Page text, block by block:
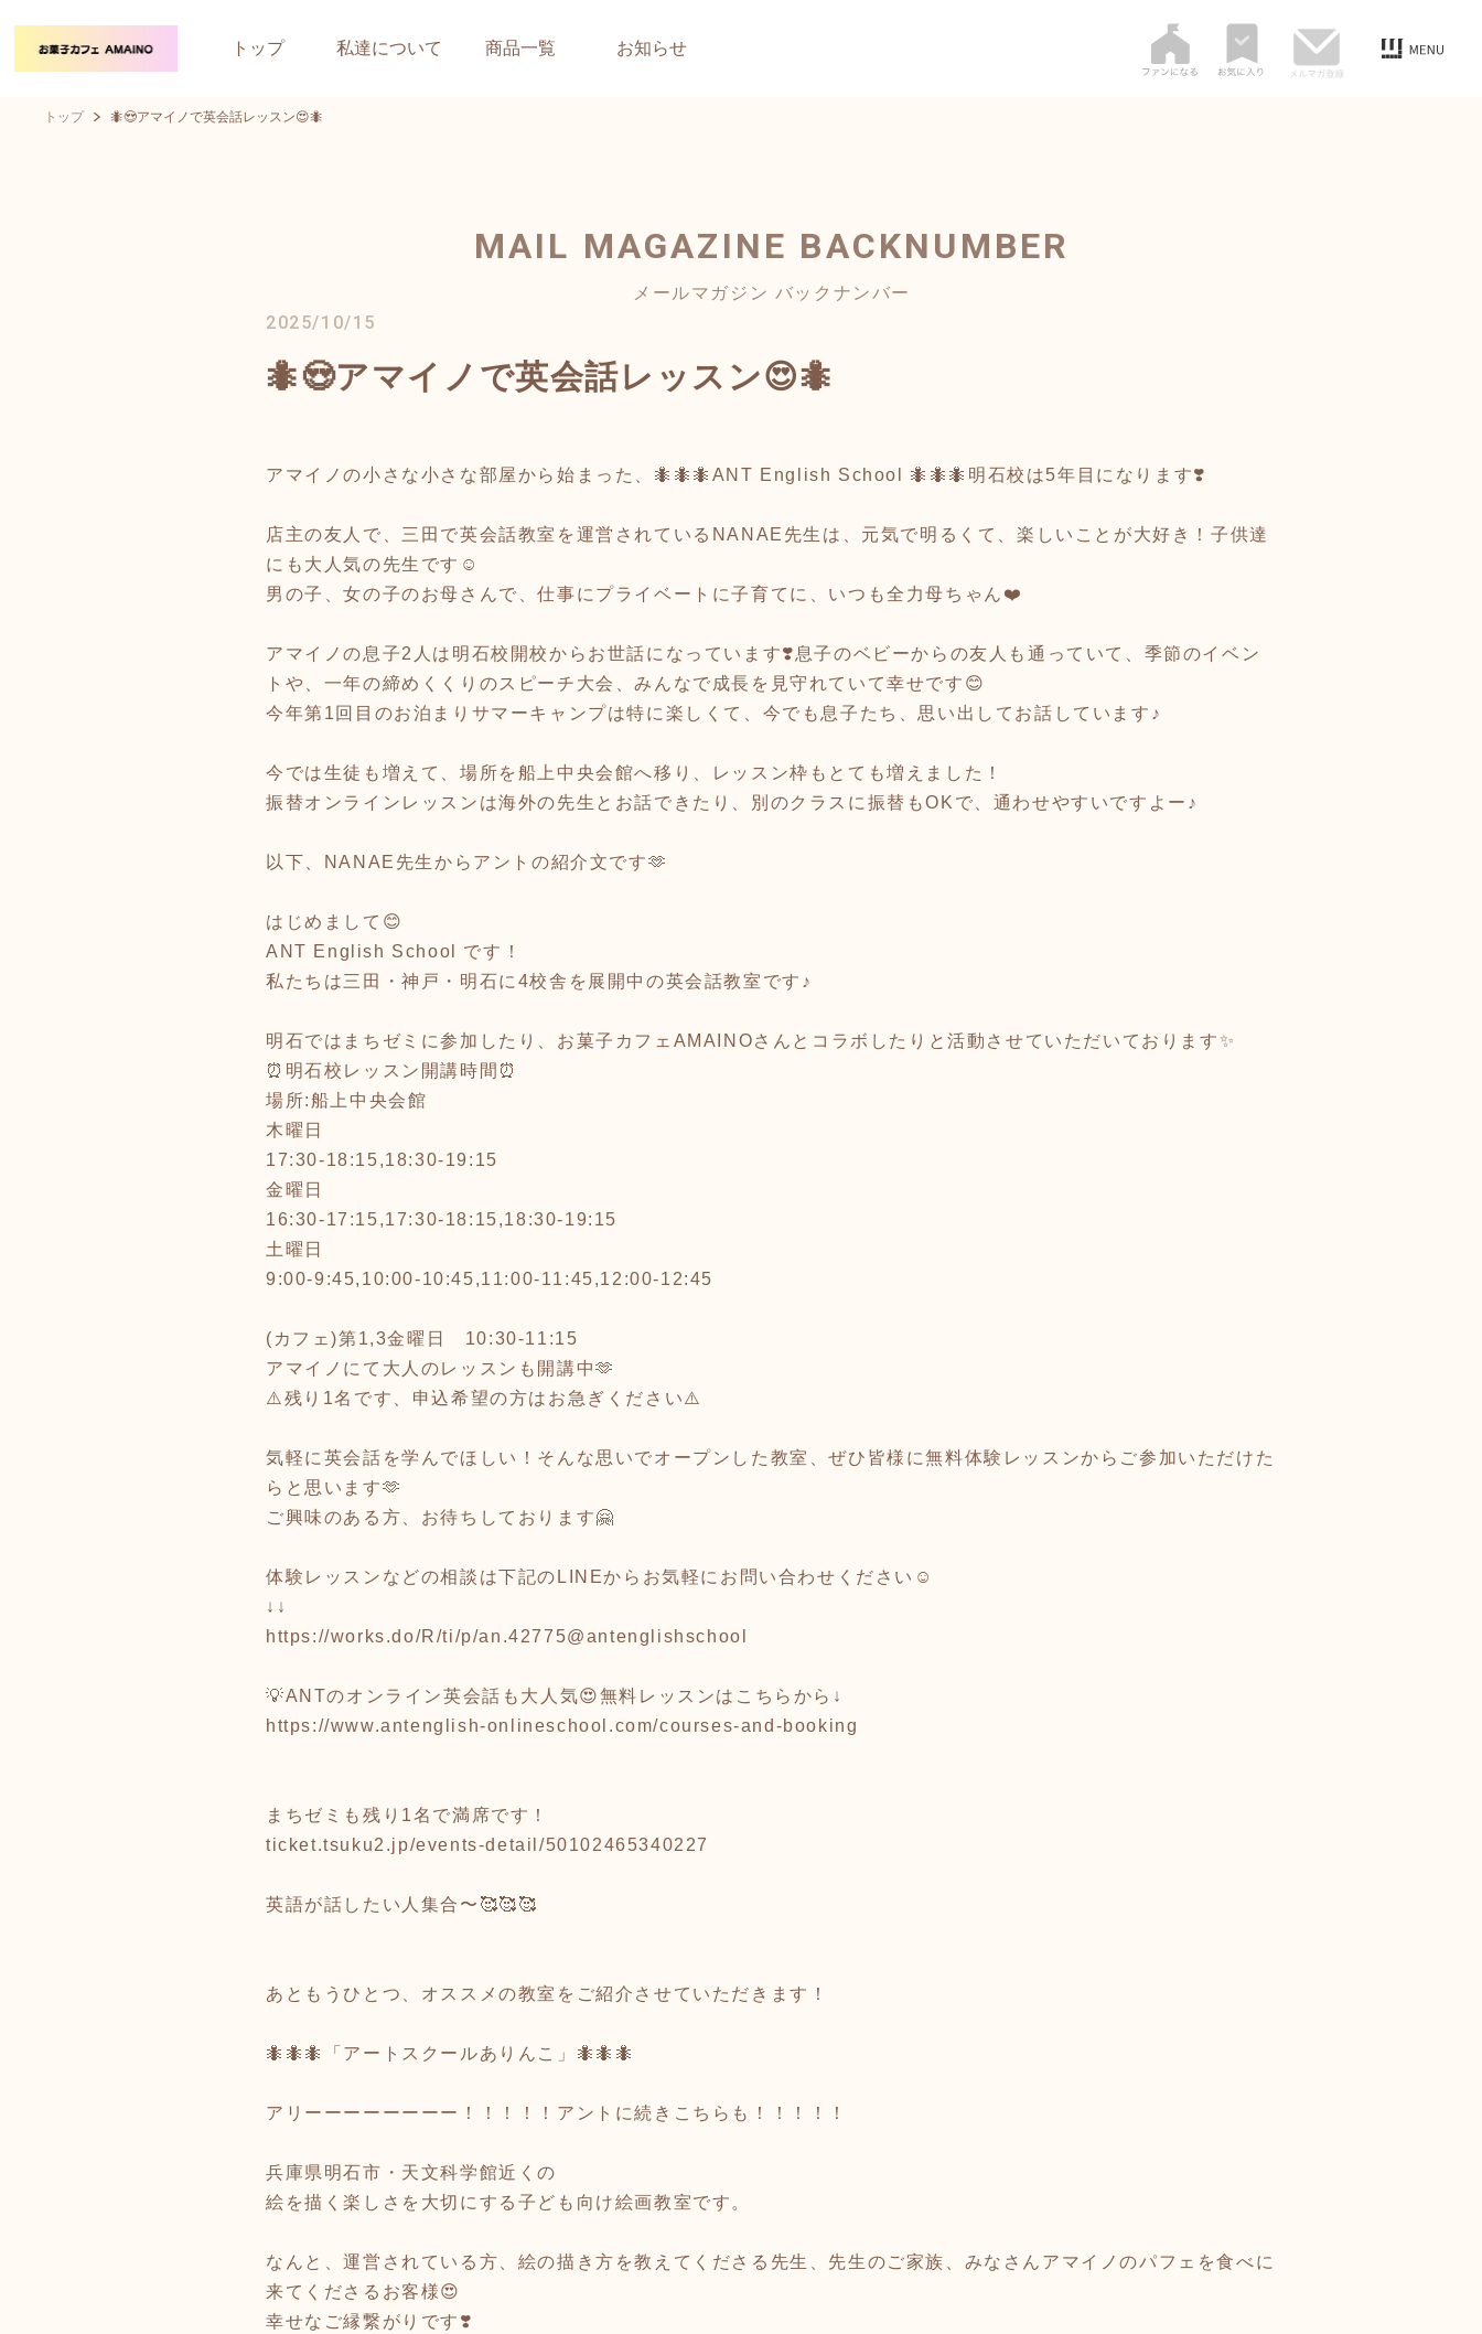
トップ 私達について 商品一覧 お知らせ
トップ 🐜😍アマイノで英会話レッスン😍🐜
MAIL MAGAZINE BACKNUMBER
メールマガジン バックナンバー
2025/10/15
🐜😍アマイノで英会話レッスン😍🐜
アマイノの小さな小さな部屋から始まった、🐜🐜🐜ANT English School 🐜🐜🐜明石校は5年目になります❣️
店主の友人で、三田で英会話教室を運営されているNANAE先生は、元気で明るくて、楽しいことが大好き！子供達
にも大人気の先生です☺️
男の子、女の子のお母さんで、仕事にプライベートに子育てに、いつも全力母ちゃん❤️
アマイノの息子2人は明石校開校からお世話になっています❣️息子のベビーからの友人も通っていて、季節のイベン
トや、一年の締めくくりのスピーチ大会、みんなで成長を見守れていて幸せです😊
今年第1回目のお泊まりサマーキャンプは特に楽しくて、今でも息子たち、思い出してお話しています♪
今では生徒も増えて、場所を船上中央会館へ移り、レッスン枠もとても増えました！
振替オンラインレッスンは海外の先生とお話できたり、別のクラスに振替もOKで、通わせやすいですよー♪
以下、NANAE先生からアントの紹介文です🫶
はじめまして😊
ANT English School です！
私たちは三田・神戸・明石に4校舎を展開中の英会話教室です♪
明石ではまちゼミに参加したり、お菓子カフェAMAINOさんとコラボしたりと活動させていただいております✨
⏰明石校レッスン開講時間⏰
場所:船上中央会館
木曜日
17:30-18:15,18:30-19:15
金曜日
16:30-17:15,17:30-18:15,18:30-19:15
土曜日
9:00-9:45,10:00-10:45,11:00-11:45,12:00-12:45
(カフェ)第1,3金曜日 10:30-11:15
アマイノにて大人のレッスンも開講中🫶
⚠️残り1名です、申込希望の方はお急ぎください⚠️
気軽に英会話を学んでほしい！そんな思いでオープンした教室、ぜひ皆様に無料体験レッスンからご参加いただけた
らと思います🫶
ご興味のある方、お待ちしております🤗
体験レッスンなどの相談は下記のLINEからお気軽にお問い合わせください☺️
↓↓
https://works.do/R/ti/p/an.42775@antenglishschool
💡ANTのオンライン英会話も大人気😍無料レッスンはこちらから↓
https://www.antenglish-onlineschool.com/courses-and-booking
まちゼミも残り1名で満席です！
ticket.tsuku2.jp/events-detail/50102465340227
英語が話したい人集合〜🥰🥰🥰
あともうひとつ、オススメの教室をご紹介させていただきます！
🐜🐜🐜「アートスクールありんこ」🐜🐜🐜
アリーーーーーーーー！！！！！アントに続きこちらも！！！！！
兵庫県明石市・天文科学館近くの
絵を描く楽しさを大切にする子ども向け絵画教室です。
なんと、運営されている方、絵の描き方を教えてくださる先生、先生のご家族、みなさんアマイノのパフェを食べに
来てくださるお客様😍
幸せなご縁繋がりです❣️